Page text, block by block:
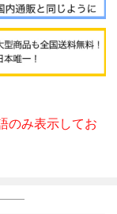
のみ表示してお